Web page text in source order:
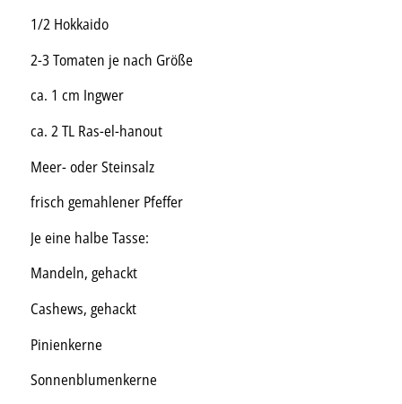
1/2 Hokkaido
2-3 Tomaten je nach Größe
ca. 1 cm Ingwer
ca. 2 TL Ras-el-hanout
Meer- oder Steinsalz
frisch gemahlener Pfeffer
Je eine halbe Tasse:
Mandeln, gehackt
Cashews, gehackt
Pinienkerne
Sonnenblumenkerne